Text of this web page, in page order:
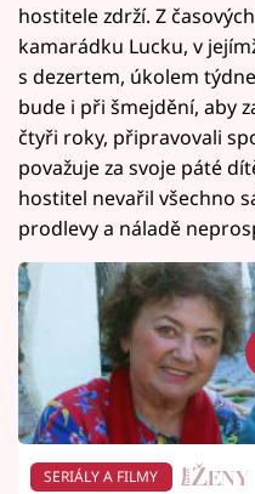
hostitele zdrží. Z
kamarádku Lucku, v
s dezertem, úkolem
bude i při šmejdění, aby
čtyři roky, připravovali
považuje za svoje páté
hostitel nevařil všechno
prodlevy a náladě
SERIÁLY A FILMY